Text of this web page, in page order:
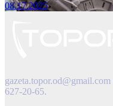
08.17.2025
gazeta.topor.od@gmail.com
627-20-65.